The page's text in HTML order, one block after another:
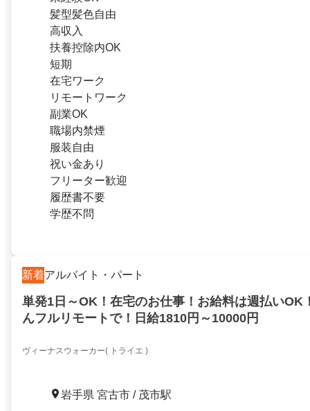
髪型髪色自由
高収入
扶養控除内OK
短期
在宅ワーク
リモートワーク
副業OK
職場内禁煙
服装自由
祝い金あり
フリーター歓迎
履歴書不要
学歴不問
新着アルバイト・パート
単発1日～OK！在宅のお仕事！お給料は週払いOK
んフルリモートで！日給1810円～10000円
ヴィーナスウォーカー( トライエ )
岩手県 宮古市 / 茂市駅